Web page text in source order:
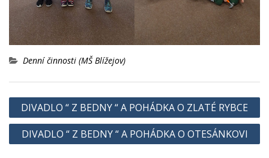
Denní činnosti (MŠ Blížejov)
Navigace
pro
příspěvek
DIVADLO “ Z BEDNY “ A POHÁDKA O ZLATÉ RYBCE
DIVADLO “ Z BEDNY “ A POHÁDKA O OTESÁNKOVI